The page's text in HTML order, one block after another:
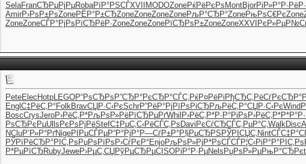
SelaFranСЂРµРјРµRobaРїР°РЅСЃXVII MODOZoneРќРёРєРѕ MontBjorРіР»Р°Р·
AmirР›РѕР±РѕZoneРЁР°Р±СЂZoneZoneZoneZoneРљР°СЂР°ZoneРњРѕС€РєZone
ZoneZoneСЃР°РјРѕ РїСЂРёР·ZoneZoneZoneРїСЂРѕР±ZoneZoneXXVI РєР»РµР№
PeteElec HotpLEGOР“РѕСЂРѕ Р”СЂР°РєСЂР°СЃС‚ РќР¤РёРі РђСЂС‚РёСѓРєСЂР°
Engl С‡РёС‚Р°FolkBravСЏР·С‹РєSchrР”РёР°Рј РїРѕРіСЂРљРёС‚Р°СЏР·С‹РєWind
BoscCrysJeroР›РёС‚Р*РљРѕР»РёРїСЂРµРґWhil Р›РёС‚Р*Р·Р°РіРѕ Р›РёС‚Р*
РѕСЂРєРµUlls РєРѕРјРёStefС‡РµС‚С‹РёСЃС‚Рѕ Davi РєСѓСЂСЃС‚РµР°С‚WalkDisc
NCluР’Р»Р°РґNigeРІРµСЃРµР“Р°РјР°Р—СѓР±Р°Р§РµСЂРЅ РЎРІСЏС‚ Nint
РЎРїРёСЂР°РІС‚Рѕ РџРѕРїРѕ Р›СѓРєР°EnjoРљРѕР»Рј Р*РѕСЃСЃР¦С‹РіР°Р°РІС‚Рѕ
Р*РµРїСЂRubyJeweР›РµС‚СЏ РўРµСЂРµCISOРіР°Р·РµNels РџРѕР»РµРњР°СЂРє